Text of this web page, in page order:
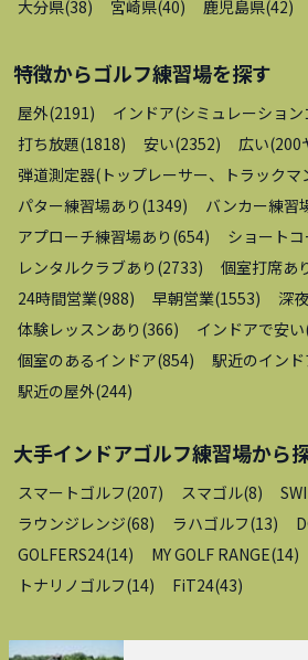
大分県(38) 宮崎県(40) 鹿児島県(42)
特徴からゴルフ練習場を探す
屋外(2191 ) インドア(シミュレーション
打ち放題(1818) 安い(2352) 広い(200
弾道測定器(トップレーサー、トラックマ
パター練習場あり (1349) バンカー練習
アプローチ練習場あり (654) ショートコ
レンタルクラブあり (2733) 個室打席あ
24時間営業(988) 早朝営業(1553) 深
体験レッスンあり (366) インドアで安い
個室のあるインドア(854) 駅近のインド
駅近の屋外(244)
大手インドアゴルフ練習場から
スマートゴルフ(207) スマゴル(8)
ラウンジレンジ(68) ラハゴルフ(13)
GOLFERS24(14) MY GOLF RANGE(14)
トナリノゴルフ(14) FiT24(43)